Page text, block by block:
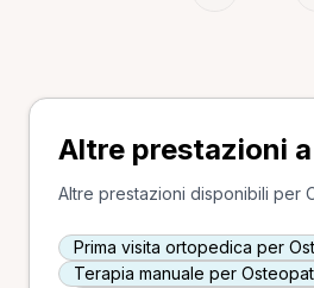
Altre prestazioni
Altre prestazioni disponibili per
Prima visita ortopedica per
Terapia manuale per